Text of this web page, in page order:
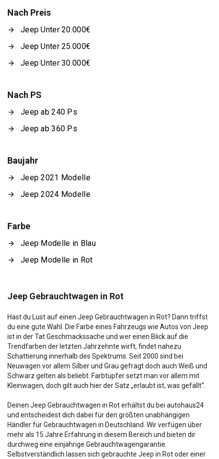
Nach Preis
Jeep Unter 20.000€
Jeep Unter 25.000€
Jeep Unter 30.000€
Nach PS
Jeep ab 240 Ps
Jeep ab 360 Ps
Baujahr
Jeep 2021 Modelle
Jeep 2024 Modelle
Farbe
Jeep Modelle in Blau
Jeep Modelle in Rot
Jeep Gebrauchtwagen in Rot
Hast du Lust auf einen Jeep Gebrauchtwagen in Rot? Dann triffst
du eine gute Wahl. Die Farbe eines Fahrzeugs wie Autos von Jeep
ist in der Tat Geschmackssache und wer einen Blick auf die
Trendfarben der letzten Jahrzehnte wirft, findet nahezu
Schattierung innerhalb des Spektrums. Seit 2000 sind bei
Neuwagen vor allem Silber und Grau gefragt doch auch Weiß und
Schwarz gelten als beliebt. Farbtupfer setzt man vor allem mit
Kleinwagen, doch gilt auch hier der Satz „erlaubt ist, was gefällt“.
Deinen Jeep Gebrauchtwagen in Rot erhältst du bei autohaus24
und entscheidest dich dabei für den größten unabhängigen
Händler für Gebrauchtwagen in Deutschland. Wir verfügen über
mehr als 15 Jahre Erfahrung in diesem Bereich und bieten dir
durchweg eine einjährige Gebrauchtwagengarantie.
Selbstverständlich lassen sich gebrauchte Jeep in Rot oder einer